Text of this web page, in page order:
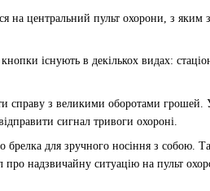
на центральний пульт охорони, з яким
існують в декількох видах:
справу з великими оборотами грошей.
сигнал тривоги охороні.
брелка для зручного носіння з собою.
надзвичайну ситуацію на пульт